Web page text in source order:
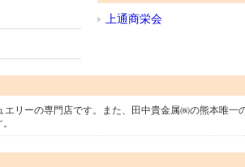
上通商栄会
リーの専門店です。また、田中貴金属㈱の熊本唯一